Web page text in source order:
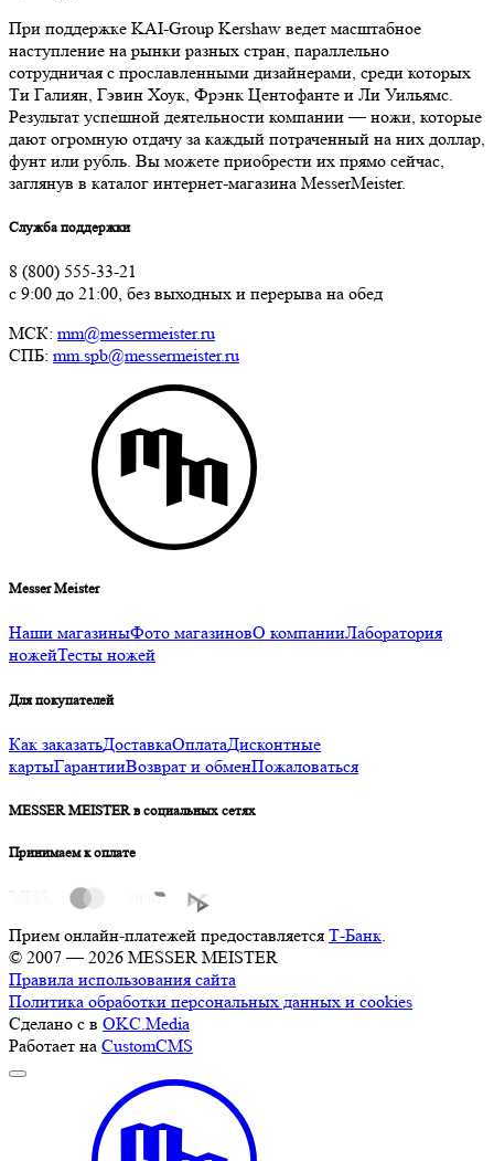
При поддержке KAI-Group Kershaw ведет масштабное
наступление на рынки разных стран, параллельно
сотрудничая с прославленными дизайнерами, среди которых
Ти Галиян, Гэвин Хоук, Фрэнк Центофанте и Ли Уильямс.
Результат успешной деятельности компании — ножи, которые
дают огромную отдачу за каждый потраченный на них доллар,
фунт или рубль. Вы можете приобрести их прямо сейчас,
заглянув в каталог интернет-магазина MesserMeister.
Служба поддержки
8 (800) 555-33-21
с 9:00 до 21:00, без выходных и перерыва на обед
МСК: mm@messermeister.ru
СПБ: mm.spb@messermeister.ru
Messer Meister
Наши магазиныФото магазиновО компанииЛаборатория
ножейТесты ножей
Для покупателей
Как заказатьДоставкаОплатаДисконтные
картыГарантииВозврат и обменПожаловаться
MESSER MEISTER в социальных сетях
Принимаем к оплате
Прием онлайн-платежей предоставляется Т-Банк.
© 2007 — 2026 MESSER MEISTER
Правила использования сайта
Политика обработки персональных данных и cookies
Сделано с в OKC.Media
Работает на CustomCMS